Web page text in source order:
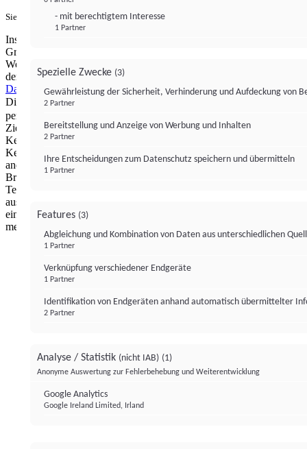
Sie haben ein PUR-Abo?Hier anmelden.
Institutional Money mit Werbung: Wir nutzen aus wirtschaftlichen
Gründen die Möglichkeit, unsere Webseite Dritten als digitalen
Werbeplatz zur Verfügung zu stellen. Über Verarbeitungen, die in
der Verantwortung von uns liegen, können Sie sich in unserer
Datenschutzerklärungnäher informieren.Zur Bereitstellung unserer
Dienste nutzen wir Technologien von
personalisierte Werbung, Messung von Werbeleistung und
Zielgruppenforschung. Cookies, Endgeräte- oder ähnliche Online-
Kennungen (z. B. login-basierte Kennungen, zufällig generierte
Kennungen, netzwerkbasierte Kennungen) können zusammen mit
anderen Informationen (z. B. Browsertyp und
Browserinformationen, Sprache, Bildschirmgröße, unterstützte
Technologien usw.) auf Ihrem Endgerät gespeichert oder von dort
ausgelesen werden, um es jedes Mal wiederzuerkennen, wenn es
eine App oder einer Webseite aufruft. Dies geschieht für einen oder
mehrere der hier aufgeführten Verarbeitungszwecke.
- mit berechtigtem Interesse
1 Partner
Spezielle Zwecke (3)
Gewährleistung der Sicherheit, Verhinderung und Aufdeckung von
2 Partner
Bereitstellung und Anzeige von Werbung und Inhalten
2 Partner
Ihre Entscheidungen zum Datenschutz speichern und übermitteln
1 Partner
Features (3)
Abgleichung und Kombination von Daten aus unterschiedlichen
1 Partner
Verknüpfung verschiedener Endgeräte
1 Partner
Identifikation von Endgeräten anhand automatisch übermittelter
2 Partner
Analyse / Statistik (nicht IAB) (1)
Anonyme Auswertung zur Fehlerbehebung und Weiterentwicklung
Google Analytics
Google Ireland Limited, Irland
Institutional Money
ImpressumDatenschutzerklärung